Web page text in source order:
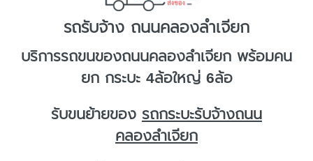
รถรับจ้าง ถนนคลองลำเจียก
บริการรถขนของถนนคลองลำเจียก พร้อมคน
ยก กระบะ 4ล้อใหญ่ 6ล้อ
รับขนย้ายของ รถกระบะรับจ้างถนน
คลองลำเจียก